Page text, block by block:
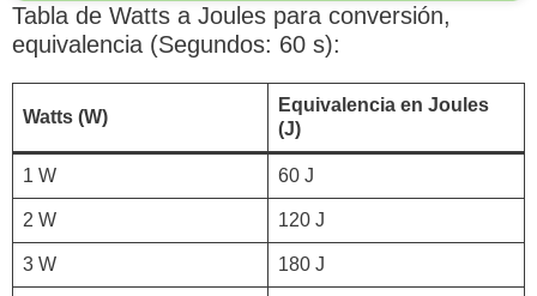
Tabla de Watts a Joules para conversión,
equivalencia (Segundos: 60 s):
Watts (W)
Equivalencia en Joules
(J)
1 W 60 J
2 W 120 J
3 W 180 J